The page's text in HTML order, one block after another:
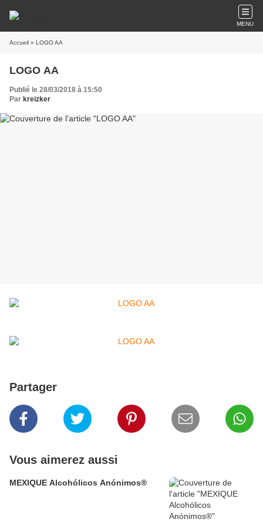
MENU
Accueil » LOGO AA
LOGO AA
Publié le 28/03/2018 à 15:50
Par kreizker
Partager
Vous aimerez aussi
MEXIQUE Alcohólicos Anónimos®